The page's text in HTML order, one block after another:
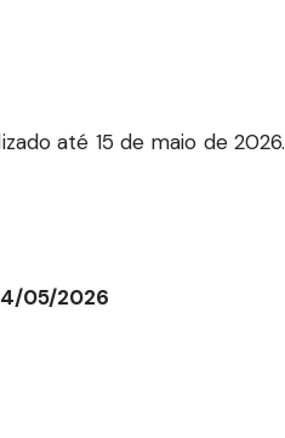
até 15 de maio de 2026.
05/2026